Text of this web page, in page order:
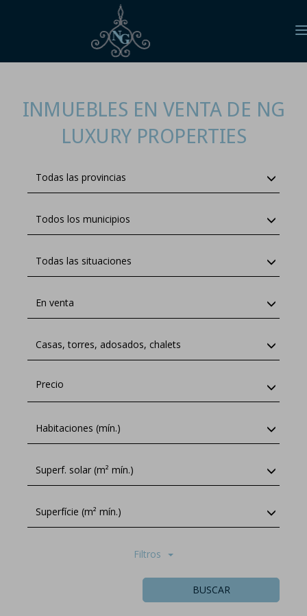
INMUEBLES EN VENTA DE NG
LUXURY PROPERTIES
Todas las provincias
Todos los municipios
Todas las situaciones
En venta
Casas, torres, adosados, chalets
Precio
Habitaciones (mín.)
Superf. solar (m² mín.)
Superfície (m² mín.)
Filtros
BUSCAR